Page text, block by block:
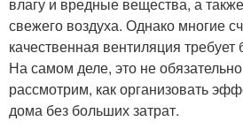
влагу и вредные вещества, а
свежего воздуха. Однако многие
качественная вентиляция
На самом деле, это не
рассмотрим, как организовать
дома без больших затрат.